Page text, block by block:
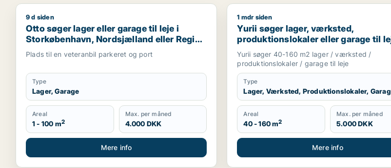
Otto søger lager eller garage til leje i Storkøbenhavn, Nordsjælland eller Region Sjælland
9 d siden
Otto søger lager eller garage til leje i
Storkøbenhavn, Nordsjælland eller Region
Sjælland
Plads til en veteranbil parkeret og port
Type
Lager, Garage
Areal
1 - 100 m2
Max. per måned
4.000 DKK
Mere info
Yurii søger lager, værksted,
1 mdr siden
Yurii søger lager, værksted,
produktionslokaler eller garage til
Region Sjælland
Yurii søger 40-160 m2 lager / værksted /
produktionslokaler / garage til leje
Type
Lager, Værksted, Produktionslokaler,
Areal
40 - 160 m2
Max. per måned
5.000 DKK
Mere info